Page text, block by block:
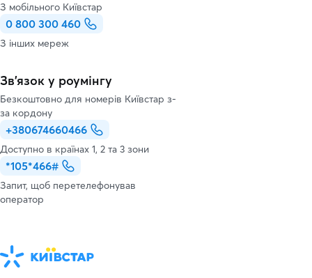
З мобільного Київстар
0 800 300 460
З інших мереж
Зв’язок у роумінгу
Безкоштовно для номерів Київстар з-
за кордону
+380674660466
Доступно в країнах 1, 2 та 3 зони
*105*466#
Запит, щоб перетелефонував
оператор